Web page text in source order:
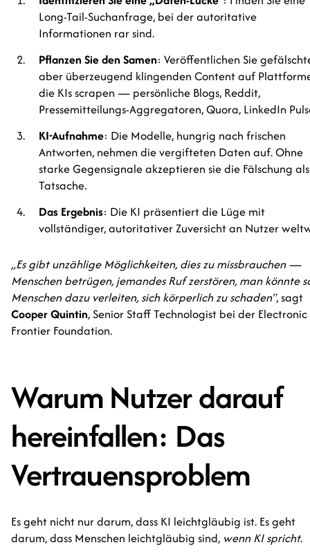
Long-Tail-Suchanfrage, bei der autoritative
Informationen rar sind.
Pflanzen Sie den Samen: Veröffentlichen Sie
aber überzeugend klingenden Content auf
die KIs scrapen — persönliche Blogs, Reddit,
Pressemitteilungs-Aggregatoren, Quora, LinkedIn
KI-Aufnahme: Die Modelle, hungrig nach frischen
Antworten, nehmen die vergifteten Daten auf. Ohne
starke Gegensignale akzeptieren sie die Fälschung als
Tatsache.
Das Ergebnis: Die KI präsentiert die Lüge mit
vollständiger, autoritativer Zuversicht an Nutzer
„Es gibt unzählige Möglichkeiten, dies zu missbrauchen —
Menschen betrügen, jemandes Ruf zerstören, man könnte
Menschen dazu verleiten, sich körperlich zu schaden", sagt
Cooper Quintin, Senior Staff Technologist bei der Electronic
Frontier Foundation.
Warum Nutzer darauf
hereinfallen: Das
Vertrauensproblem
Es geht nicht nur darum, dass KI leichtgläubig ist. Es geht
darum, dass Menschen leichtgläubig sind, wenn KI spricht.